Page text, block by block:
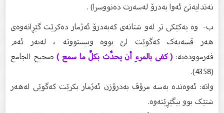
نەتدایەتێ ئەوا بەدرۆ لەسەرت دەنووسرا) .
‌ب- وە یەکێکی تر لەو شتانەی کەبەدرۆ ئەژمار دەکرێت گێڕانەوەی
هەر قسەیەک کەگوێت لێ بووە وبیستووتە ، لەبەر ئەم
فەرموودەیە:( كفى بالمرءِ أن يحدِّث بكلِّ ما سمع )صحيح الجامع
واتە: ئەوەندە بەسە مرۆڤ بەدرۆزن ئەژمار بکرێت کەگوێی لەهەر
شتێک بوو بیگێڕێتەوە.